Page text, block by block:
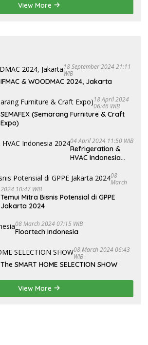
View More
18 September 2024 21:11
WIB
IFMAC & WOODMAC 2024, Jakarta
18 April 2024
06:46 WIB
SEMAFEX (Semarang Furniture & Craft
Expo)
04 April 2024 11:50 WIB
Refrigeration &
HVAC Indonesia
08
March
2024 10:47 WIB
Temui Mitra Bisnis Potensial di GPPE
Jakarta 2024
08 March 2024 07:15 WIB
Floortech Indonesia
08 March 2024 06:43
WIB
The SMART HOME SELECTION SHOW
View More